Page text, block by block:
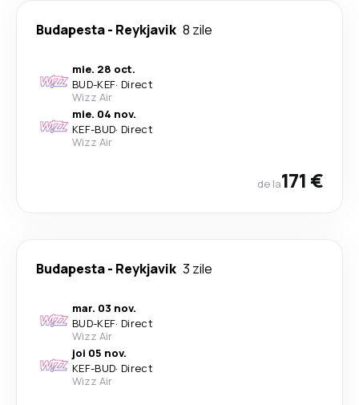
Budapesta- Reykjavik 8 zile
mie. 28 oct.
BUD-KEF· Direct
Wizz Air
mie. 04 nov.
KEF-BUD· Direct
Wizz Air
de la171 €
Budapesta- Reykjavik 3 zile
mar. 03 nov.
BUD-KEF· Direct
Wizz Air
joi 05 nov.
KEF-BUD· Direct
Wizz Air